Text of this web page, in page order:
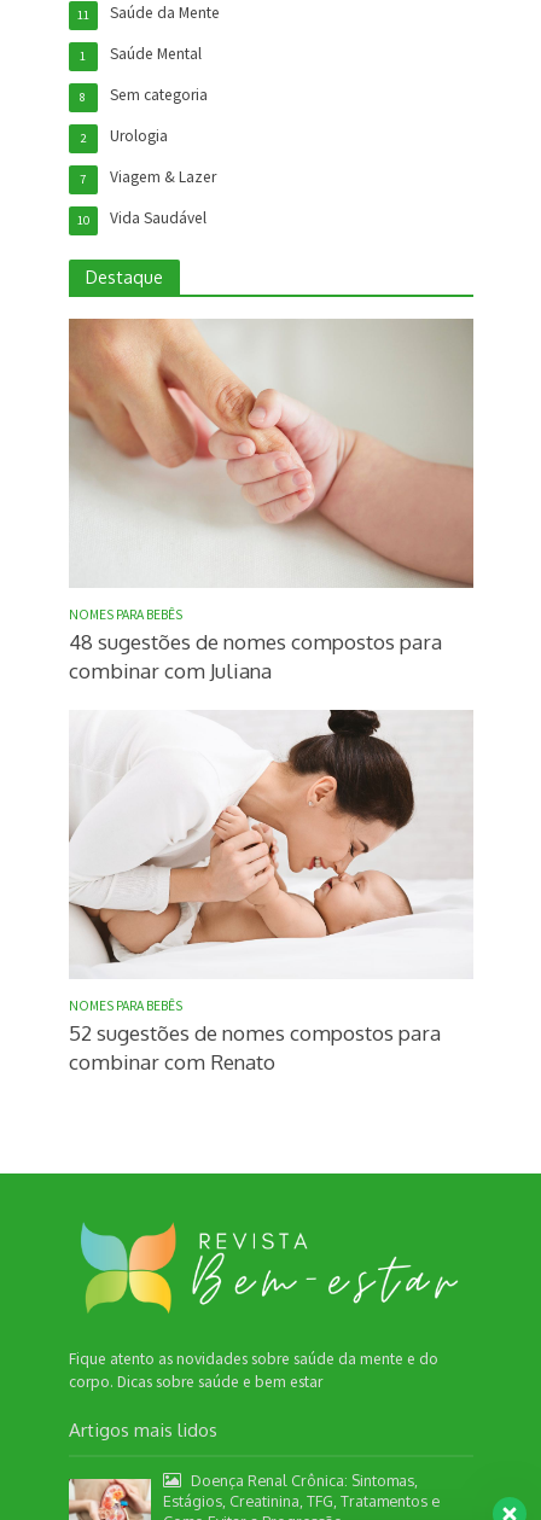
Saúde da Mente
11
Saúde Mental
1
Sem categoria
8
Urologia
2
Viagem & Lazer
7
Vida Saudável
10
Destaque
NOMES PARA BEBÊS
48 sugestões de nomes compostos para
combinar com Juliana
NOMES PARA BEBÊS
52 sugestões de nomes compostos para
combinar com Renato
Fique atento as novidades sobre saúde da mente e do
corpo. Dicas sobre saúde e bem estar
Artigos mais lidos
Doença Renal Crônica: Sintomas,
Estágios, Creatinina, TFG, Tratamentos e